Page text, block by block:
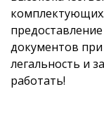
документов
легальность и
работать!